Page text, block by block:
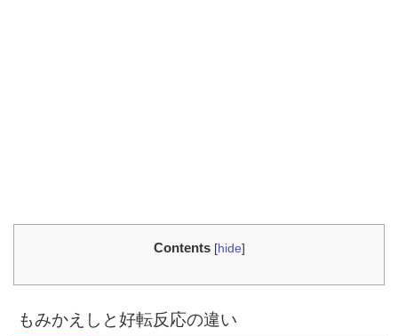
Contents [hide]
もみかえしと好転反応の違い